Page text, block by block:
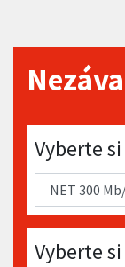
Vyberte si
Vyberte si
Vyberte si
Vyberte si